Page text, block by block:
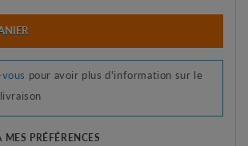
pour avoir plus d'information sur le
PRÉFÉRENCES